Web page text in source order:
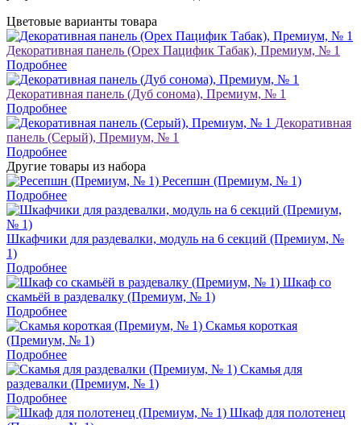
Цветовые варианты товара
Декоративная панель (Орех Пацифик Табак), Премиум, № 1
Подробнее
Декоративная панель (Дуб сонома), Премиум, № 1
Подробнее
Декоративная
панель (Серый), Премиум, № 1
Подробнее
Другие товары из набора
Ресепшн (Премиум, № 1)
Подробнее
Шкафчики для раздевалки, модуль на 6 секций (Премиум, №
1)
Подробнее
Шкаф со
скамьёй в раздевалку (Премиум, № 1)
Подробнее
Скамья короткая
(Премиум, № 1)
Подробнее
Скамья для
раздевалки (Премиум, № 1)
Подробнее
Шкаф для полотенец